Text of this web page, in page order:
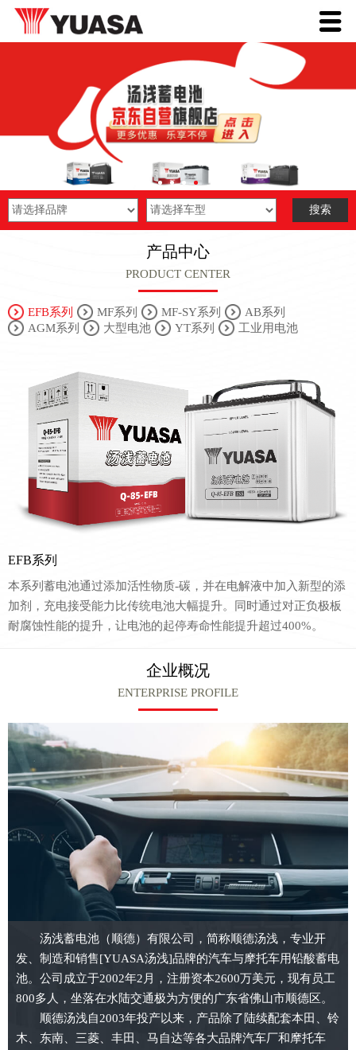
产品中心
PRODUCT CENTER
EFB系列 MF系列 MF-SY系列
AB系列
AGM系列
大型电池 YT系列 工业用电池
EFB系列
本系列蓄电池通过添加活性物质-碳，并在电解液中加入新型的添
加剂，充电接受能力比传统电池大幅提升。同时通过对正负极板
耐腐蚀性能的提升，让电池的起停寿命性能提升超过400%。
企业概况
ENTERPRISE PROFILE
汤浅蓄电池（顺德）有限公司，简称顺德汤浅，专业开
发、制造和销售[YUASA汤浅]品牌的汽车与摩托车用铅酸蓄电
池。公司成立于2002年2月，注册资本2600万美元，现有员工
800多人，坐落在水陆交通极为方便的广东省佛山市顺德区。
顺德汤浅自2003年投产以来，产品除了陆续配套本田、铃
木、东南、三菱、丰田、马自达等各大品牌汽车厂和摩托车